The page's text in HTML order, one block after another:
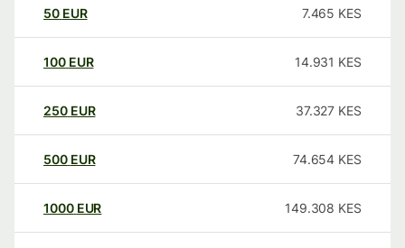
50 EUR 7.465 KES
100 EUR 14.931 KES
250 EUR 37.327 KES
500 EUR 74.654 KES
1000 EUR 149.308 KES